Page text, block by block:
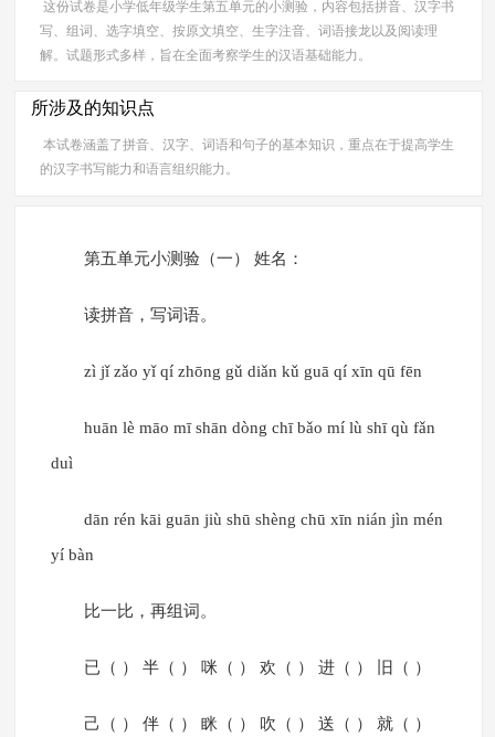
这份试卷是小学低年级学生第五单元的小测验，内容包括拼音、汉字书
写、组词、选字填空、按原文填空、生字注音、词语接龙以及阅读理
解。试题形式多样，旨在全面考察学生的汉语基础能力。
所涉及的知识点
本试卷涵盖了拼音、汉字、词语和句子的基本知识，重点在于提高学生
的汉字书写能力和语言组织能力。
第五单元小测验（一） 姓名：
读拼音，写词语。
zì jǐ zǎo yǐ qí zhōng gǔ diǎn kǔ guā qí xīn qū fēn
huān lè māo mī shān dòng chī bǎo mí lù shī qù fǎn
duì
dān rén kāi guān jiù shū shèng chū xīn nián jìn mén
yí bàn
比一比，再组词。
已（ ） 半（ ） 咪（ ） 欢（ ） 进（ ） 旧（ ）
己（ ） 伴（ ） 眯（ ） 吹（ ） 送（ ） 就（ ）